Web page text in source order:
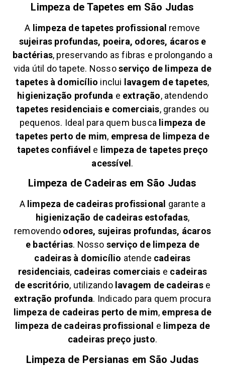
Limpeza de Tapetes em São Judas
A limpeza de tapetes profissional remove
sujeiras profundas, poeira, odores, ácaros e
bactérias, preservando as fibras e prolongando a
vida útil do tapete. Nossoserviço de limpeza de
tapetes à domicílio inclui lavagem de tapetes,
higienização profunda e extração, atendendo
tapetes residenciais e comerciais, grandes ou
pequenos. Ideal para quem busca limpeza de
tapetes perto de mim, empresa de limpeza de
tapetes confiável e limpeza de tapetes preço
acessível .
Limpeza de Cadeiras em São Judas
A limpeza de cadeiras profissional garante a
higienização de cadeiras estofadas,
removendoodores, sujeiras profundas, ácaros
e bactérias. Nosso serviço de limpeza de
cadeiras à domicílio atende cadeiras
residenciais, cadeiras comerciais e cadeiras
de escritório, utilizando lavagem de cadeirase
extração profunda. Indicado para quem procura
limpeza de cadeiras perto de mim, empresa de
limpeza de cadeiras profissional e limpeza de
cadeiras preço justo.
Limpeza de Persianas em São Judas